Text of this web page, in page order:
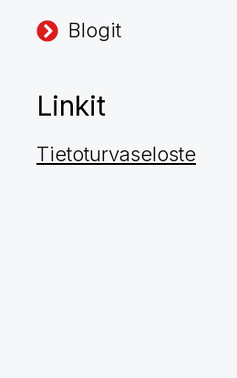
Blogit
Linkit
Tietoturvaseloste